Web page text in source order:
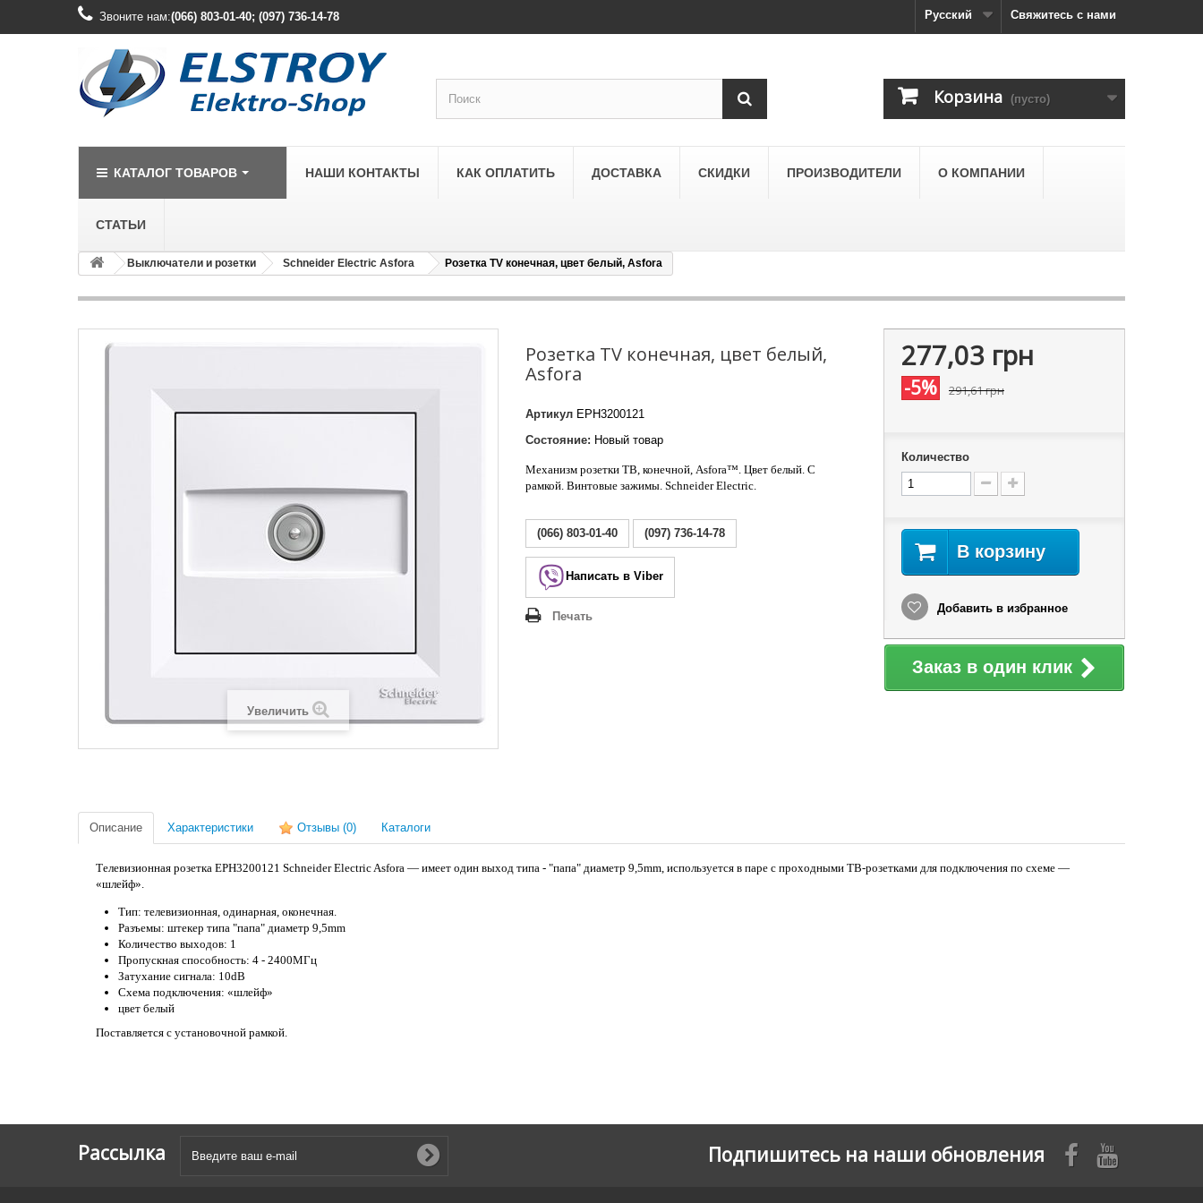
Свяжитесь с нами
Звоните нам:(066) 803-01-40; (097) 736-14-78 Русский
Корзина (пусто)
КАТАЛОГ ТОВАРОВ
LEGRAND
Legrand SUNO
Legrand Valena Life
SCHNEIDER ELECTRIC
LEZARD
Lezard Deriy
НАШИ КОНТАКТЫ КАК ОПЛАТИТЬ ДОСТАВКА СКИДКИ ПРОИЗВОДИТЕЛИ О КОМПАНИИ
СТАТЬИ
Выключатели и розетки Schneider Electric Asfora Розетка TV конечная, цвет белый, Asfora
Увеличить
Розетка TV конечная, цвет белый,
Asfora
Артикул EPH3200121
Состояние: Новый товар
Механизм розетки ТВ, конечной, Asfora™. Цвет белый. С
рамкой. Винтовые зажимы. Schneider Electric.
(066) 803-01-40 (097) 736-14-78
Написать в Viber
Печать
277,03 грн
-5% 291,61 грн
Количество
В корзину
Добавить в избранное
Заказ в один клик
Описание Характеристики Отзывы (0) Каталоги
Телевизионная розетка EPH3200121 Schneider Electric Asfora — имеет один выход типа - "папа" диаметр 9,5mm, используется в паре с проходными ТВ-розетками для подключения по схеме —
«шлейф».
Тип: телевизионная, одинарная, оконечная.
Разъемы: штекер типа "папа" диаметр 9,5mm
Количество выходов: 1
Пропускная способность: 4 - 2400МГц
Затухание сигнала: 10dB
Схема подключения: «шлейф»
цвет белый
Поставляется с установочной рамкой.
Рассылка Подпишитесь на наши обновления